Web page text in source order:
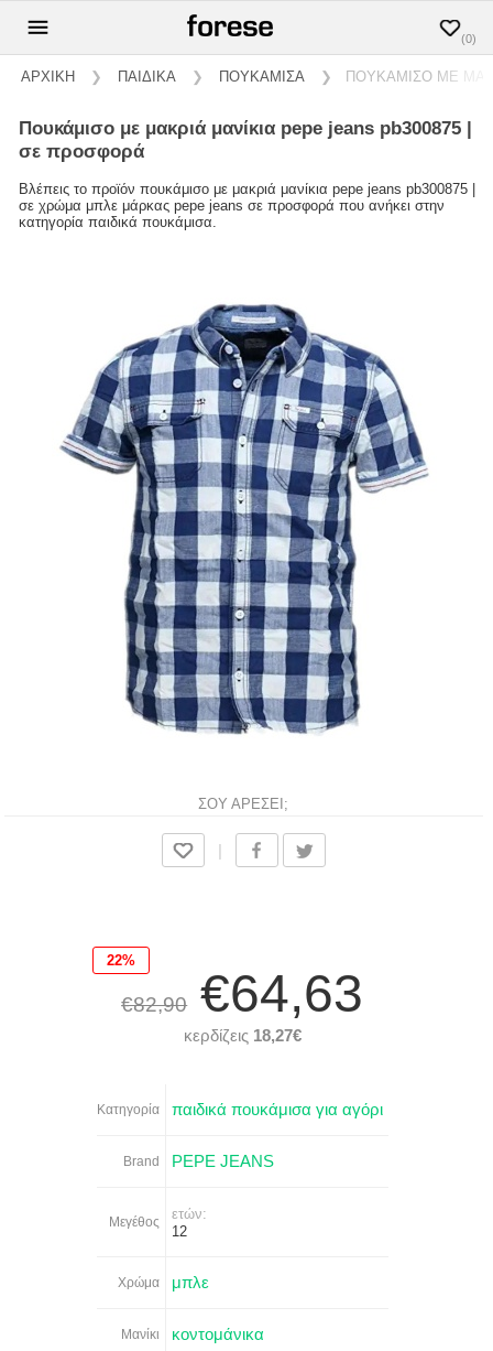
(0)
ΑΡΧΙΚΗ ❯ ΠΑΙΔΙΚΑ ❯ ΠΟΥΚΑΜΙΣΑ ❯ ΠΟΥΚΑΜΙΣΟ ΜΕ
πουκάμισο με μακριά μανίκια pepe jeans pb300875 |
σε προσφορά
Βλέπεις το προϊόν πουκάμισο με μακριά μανίκια pepe jeans pb300875 |
σε χρώμα μπλε μάρκας pepe jeans σε προσφορά που ανήκει στην
κατηγορία παιδικά πουκάμισα.
ΣΟΥ ΑΡΕΣΕΙ;
22%
€82,90 €64,63
κερδίζεις 18,27€
Κατηγορία παιδικά πουκάμισα για αγόρι
Brand PEPE JEANS
Μεγέθος
ετών:
12
Χρώμα μπλε
Μανίκι κοντομάνικα